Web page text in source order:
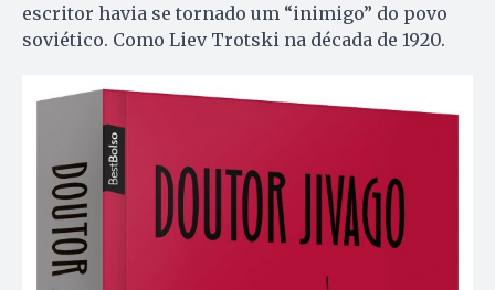
escritor havia se tornado um “inimigo” do povo
soviético. Como Liev Trotski na década de 1920.